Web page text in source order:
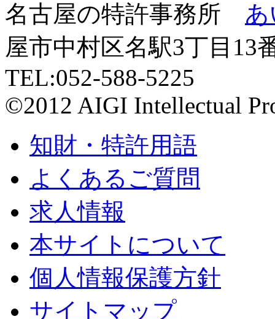
名古屋の特許事務所
屋市中村区名駅3丁目
TEL:052-588-5225
©2012 AIGI Intellectual
知財・特許用語
よくあるご質問
求人情報
本サイトについて
個人情報保護方針
サイトマップ